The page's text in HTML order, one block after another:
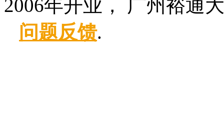
2006年开业， 广州裕通
问题反馈.